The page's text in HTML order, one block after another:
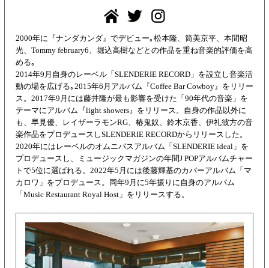
2000年に 『ナンダカンダ』 でデビュー｡ 松本隆、筒美京平、本間昭
光、 Tommy february6、 堀込高樹などとの作品を重ね音楽的評価を高
める｡
2014年9 月自身のレーベル「 SLENDERIE RECORD」 を設立し音楽活
動の場を広げる｡2015年6 月アルバム 『Coffee Bar Cowboy』 をリリー
ス。 2017年9 月には藤井隆が最も影響を受けた「 90年代の音楽」を
テーマにアルバム 『light showers』 をリリース。 自身の作品以外に
も、早見優、レイザーラモンRG、 椿鬼奴、鈴木京香、伊礼彼方の音
楽作品をプロデュースしSLENDERIE RECORDからリリースした。
2020年にはレーベルのオムニバスアルバム「 SLENDERIE ideal」 を
プロデュースし、ミュージックマガジンの年間J POPアルバムチャー
トで5位に選ばれる。 2022年5 月には後藤輝基のカバーアルバム「マ
カロワ」をプロデュース。同年9 月に5年振りに自身のアルバム
「Music Restaurant Royal Host」をリリースする。